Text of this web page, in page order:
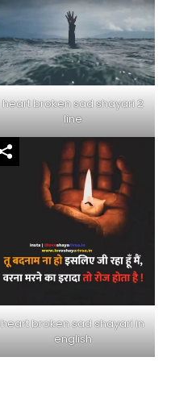
heart broken sad shayari 2
line
heart broken sad shayari in
english